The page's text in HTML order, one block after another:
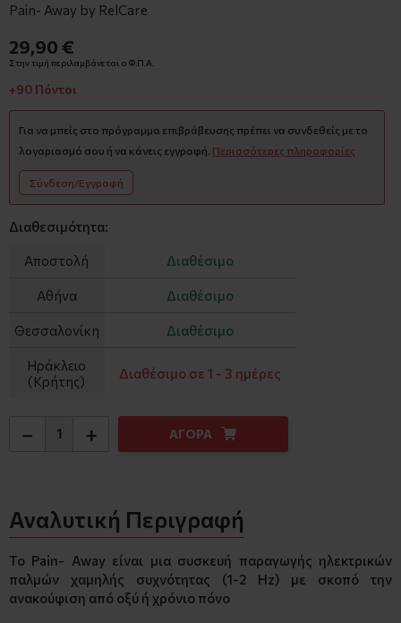
Pain- Away by RelCare
29,90 €
Στην τιμή περιλαμβάνεται ο Φ.Π.Α.
+90 Πόντοι
Για να μπείς στο πρόγραμμα επιβράβευσης πρέπει να συνδεθείς με το
λογαριασμό σου ή να κάνεις εγγραφή. Περισσότερες πληροφορίες
Σύνδεση/Εγγραφή
Διαθεσιμότητα:
Αποστολή Διαθέσιμο
Αθήνα Διαθέσιμο
Θεσσαλονίκη Διαθέσιμο
Ηράκλειο
(Κρήτης)
Διαθέσιμο σε 1 - 3 ημέρες
− + ΑΓΟΡΑ
Αναλυτική Περιγραφή
Το Pain- Away είναι μια συσκευή παραγωγής ηλεκτρικών
παλμών χαμηλής συχνότητας (1-2 Hz) με σκοπό την
ανακούφιση από οξύ ή χρόνιο πόνο